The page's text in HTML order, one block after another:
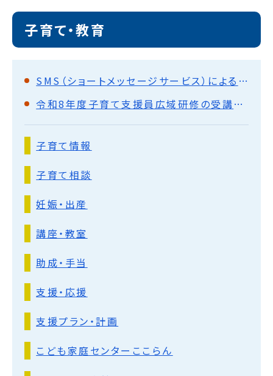
子育て・教育
SMS（ショートメッセージサービス）による通知について
令和8年度子育て支援員広域研修の受講者募集
子育て情報
子育て相談
妊娠・出産
講座・教室
助成・手当
支援・応援
支援プラン・計画
こども家庭センターここらん